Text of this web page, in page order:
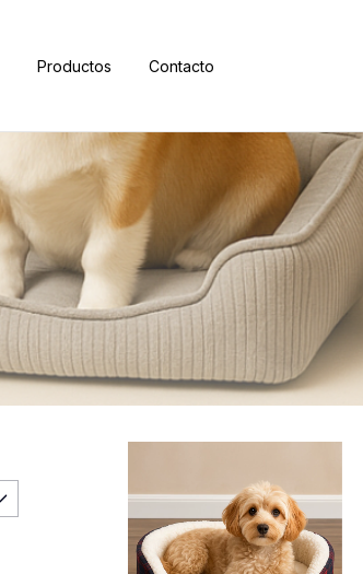
Productos Contacto